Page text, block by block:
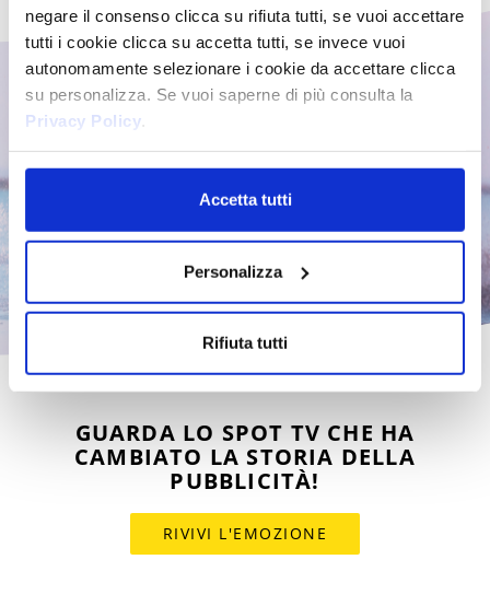
negare il consenso clicca su rifiuta tutti, se vuoi accettare
tutti i cookie clicca su accetta tutti, se invece vuoi
autonomamente selezionare i cookie da accettare clicca
su personalizza. Se vuoi saperne di più consulta la
Privacy Policy
Accetta tutti
Personalizza
Rifiuta tutti
GUARDA LO SPOT TV CHE HA
CAMBIATO LA STORIA DELLA
PUBBLICITÀ!
RIVIVI L'EMOZIONE